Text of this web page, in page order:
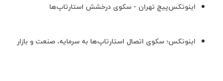
اینوتکس‌پیچ تهران - سکوی درخشش استارتاپ‌ها
اینوتکس؛ سکوی اتصال استارتاپ‌ها به سرمایه، صنعت و بازار